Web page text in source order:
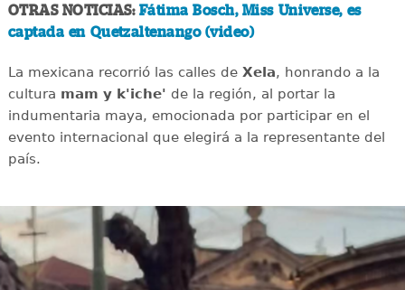
OTRAS NOTICIAS: Fátima Bosch, Miss Universe, es
captada en Quetzaltenango (video)
La mexicana recorrió las calles deXela, honrando a la
cultura mam y k'iche' de la región, al portar la
indumentaria maya, emocionada por participar en el
evento internacional que elegirá a la representante del
país.